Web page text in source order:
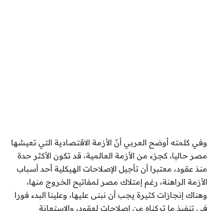
وفي كلمته أوضح العربي أنّ الأزمة الاقتصادية التي تعيشها
مصر حاليا، كجزء من الأزمة العالمية، قد تكون الأكثر حدة
منذ عقود، معتبرا أن تأجيل الإصلاحات الهيكلية أحد أسباب
الأزمة الراهنة، رغم إمتلاك مصر لمفاتيح الخروج منها،
وهناك إنجازات كثيرة يجب أن نبنى عليها، وعلينا البدء فورا
فى تنفيذ ما تركناه من إصلاحات لعقود، والاستعانة